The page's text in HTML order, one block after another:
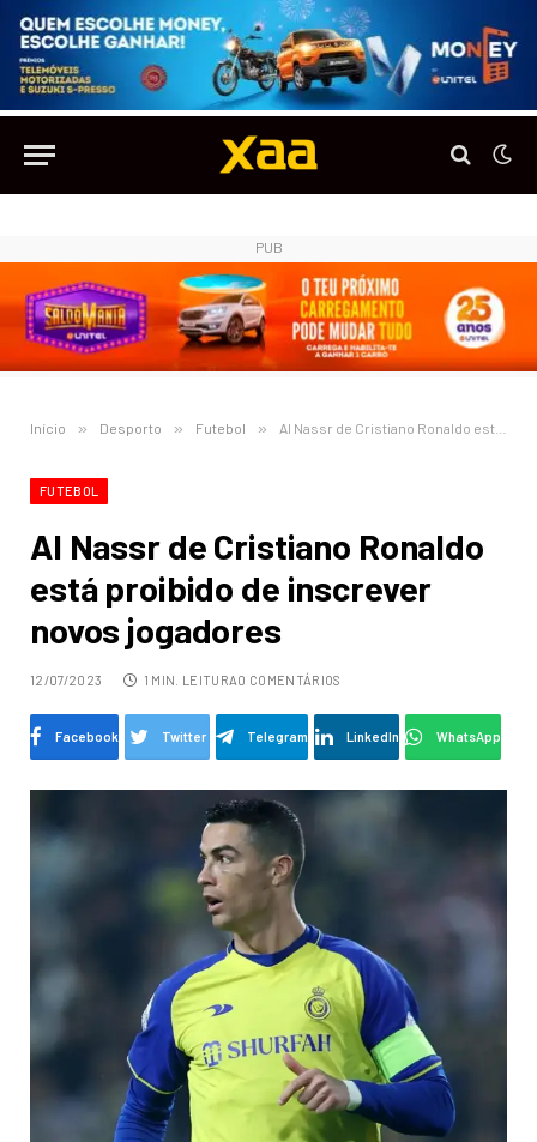
PUB
Início » Desporto » Futebol » Al Nassr de Cristiano Ronaldo está proibido de inscrever novos jogadores
FUTEBOL
Al Nassr de Cristiano Ronaldo
está proibido de inscrever
novos jogadores
12/07/2023 1 MIN. LEITURA0 COMENTÁRIOS
Facebook Twitter Telegram LinkedIn WhatsApp